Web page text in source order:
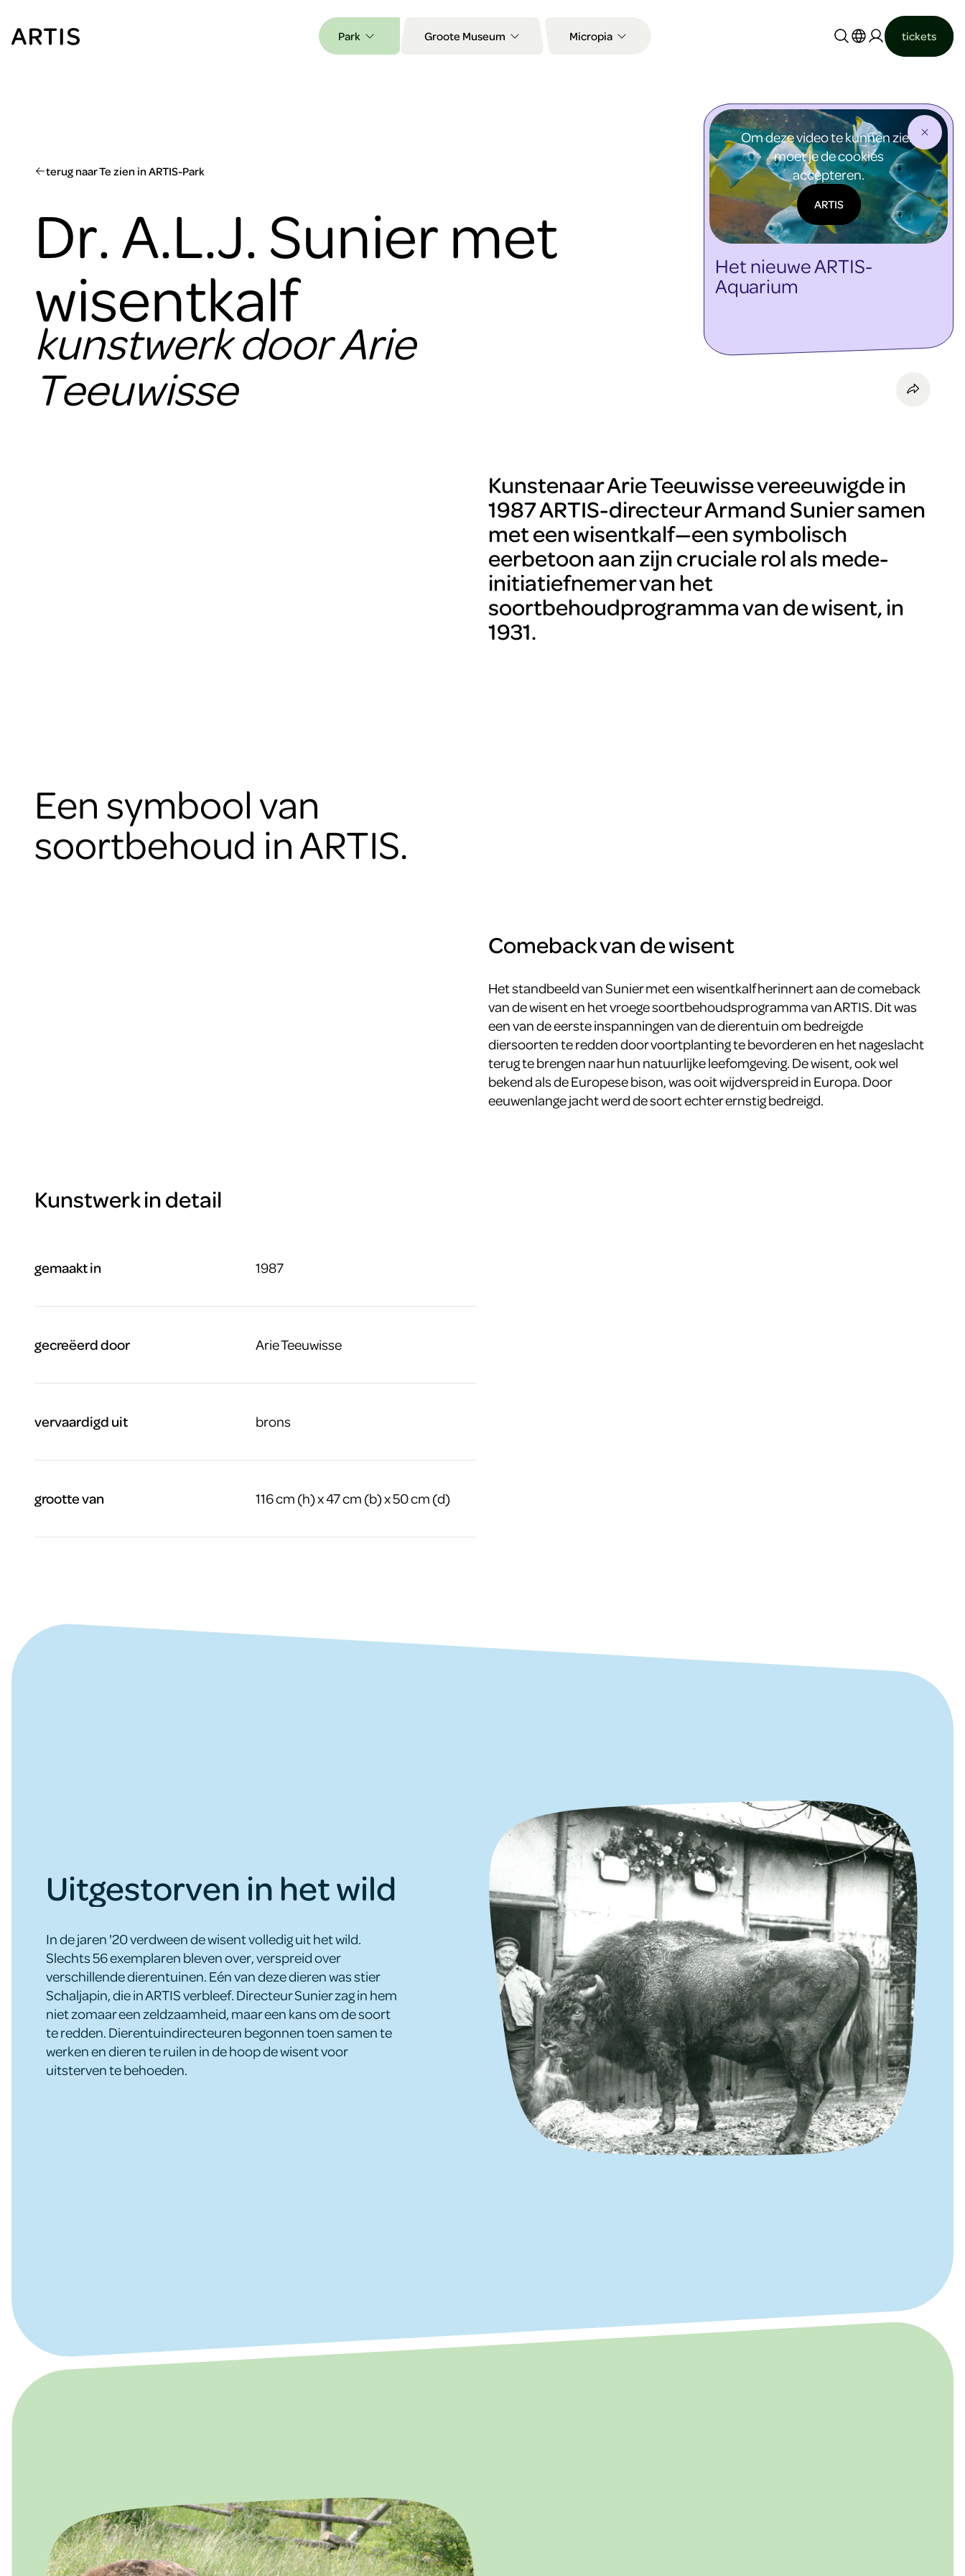
content
Ga
Park Groote Museum Micropia
tickets
terug naar Te zien in ARTIS-Park
Dr. A.L.J. Sunier met
wisentkalf
kunstwerk door Arie
Teeuwisse
Kunstenaar Arie Teeuwisse vereeuwigde in
1987 ARTIS-directeur Armand Sunier samen
met een wisentkalf—een symbolisch
eerbetoon aan zijn cruciale rol als mede-
initiatiefnemer van het
soortbehoudprogramma van de wisent, in
1931.
Een symbool van
soortbehoud in ARTIS.
Comeback van de wisent
Het standbeeld van Sunier met een wisentkalf herinnert aan de comeback
van de wisent en het vroege soortbehoudsprogramma van ARTIS. Dit was
een van de eerste inspanningen van de dierentuin om bedreigde
diersoorten te redden door voortplanting te bevorderen en het nageslacht
terug te brengen naar hun natuurlijke leefomgeving. De wisent, ook wel
bekend als de Europese bison, was ooit wijdverspreid in Europa. Door
eeuwenlange jacht werd de soort echter ernstig bedreigd.
Kunstwerk in detail
gemaakt in 1987
gecreëerd door Arie Teeuwisse
vervaardigd uit brons
grootte van 116 cm (h) x 47 cm (b) x 50 cm (d)
Uitgestorven in het wild
In de jaren '20 verdween de wisent volledig uit het wild.
Slechts 56 exemplaren bleven over, verspreid over
verschillende dierentuinen. Eén van deze dieren was stier
Schaljapin, die in ARTIS verbleef. Directeur Sunier zag in hem
niet zomaar een zeldzaamheid, maar een kans om de soort
te redden. Dierentuindirecteuren begonnen toen samen te
werken en dieren te ruilen in de hoop de wisent voor
uitsterven te behoeden.
Om deze video te kunnen zien
moet je de cookies
accepteren.
ARTIS
Het nieuwe ARTIS-
Aquarium